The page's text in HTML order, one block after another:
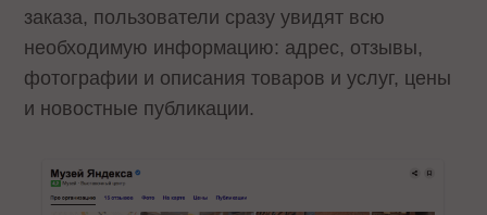
заказа, пользователи сразу увидят всю
необходимую информацию: адрес, отзывы,
фотографии и описания товаров и услуг, цены
и новостные публикации.